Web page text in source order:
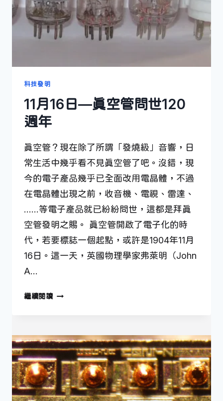
科技發明
11月16日—真空管問世120
週年
真空管？現在除了所謂「發燒級」音響，日
常生活中幾乎看不見真空管了吧。沒錯，現
今的電子產品幾乎已全面改用電晶體，不過
在電晶體出現之前，收音機、電視、雷達、
……等電子產品就已紛紛問世，這都是拜真
空管發明之賜。 真空管開啟了電子化的時
代，若要標誌一個起點，或許是1904年11月
16日。這一天，英國物理學家弗萊明（John
A…
繼續閱讀11
—
真
空
管
問